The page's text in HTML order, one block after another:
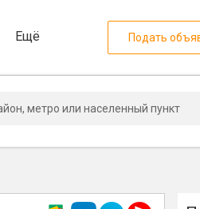
Ещё Подать